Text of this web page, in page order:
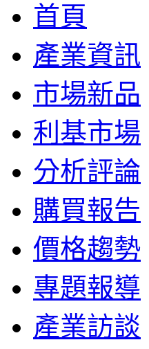
首頁
產業資訊
市場新品
利基市場
分析評論
購買報告
價格趨勢
專題報導
產業訪談